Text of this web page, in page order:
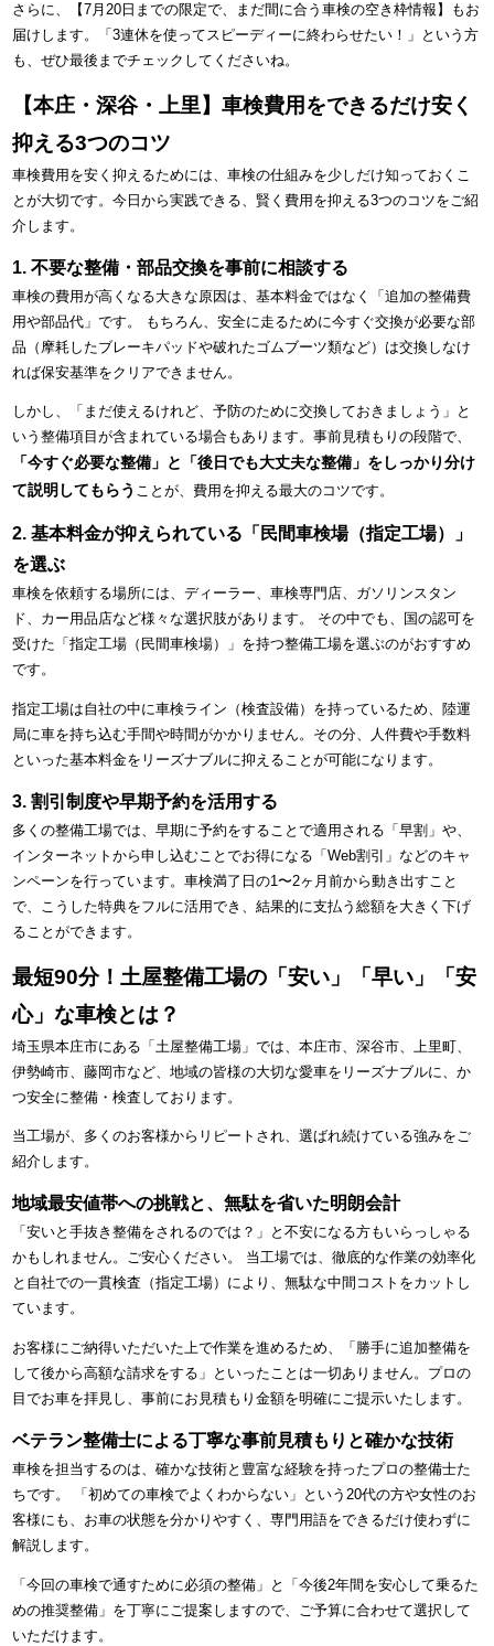
さらに、【7月20日までの限定で、まだ間に合う車検の空き枠情報】もお
届けします。「3連休を使ってスピーディーに終わらせたい！」という方
も、ぜひ最後までチェックしてくださいね。
【本庄・深谷・上里】車検費用をできるだけ安く
抑える3つのコツ
車検費用を安く抑えるためには、車検の仕組みを少しだけ知っておくこ
とが大切です。今日から実践できる、賢く費用を抑える3つのコツをご紹
介します。
1. 不要な整備・部品交換を事前に相談する
車検の費用が高くなる大きな原因は、基本料金ではなく「追加の整備費
用や部品代」です。 もちろん、安全に走るために今すぐ交換が必要な部
品（摩耗したブレーキパッドや破れたゴムブーツ類など）は交換しなけ
れば保安基準をクリアできません。
しかし、「まだ使えるけれど、予防のために交換しておきましょう」と
いう整備項目が含まれている場合もあります。事前見積もりの段階で、
「今すぐ必要な整備」と「後日でも大丈夫な整備」をしっかり分け
て説明してもらう ことが、費用を抑える最大のコツです。
2. 基本料金が抑えられている「民間車検場（指定工場）」
を選ぶ
車検を依頼する場所には、ディーラー、車検専門店、ガソリンスタン
ド、カー用品店など様々な選択肢があります。 その中でも、国の認可を
受けた「指定工場（民間車検場）」を持つ整備工場を選ぶのがおすすめ
です。
指定工場は自社の中に車検ライン（検査設備）を持っているため、陸運
局に車を持ち込む手間や時間がかかりません。その分、人件費や手数料
といった基本料金をリーズナブルに抑えることが可能になります。
3. 割引制度や早期予約を活用する
多くの整備工場では、早期に予約をすることで適用される「早割」や、
インターネットから申し込むことでお得になる「Web割引」などのキャ
ンペーンを行っています。車検満了日の1〜2ヶ月前から動き出すこと
で、こうした特典をフルに活用でき、結果的に支払う総額を大きく下げ
ることができます。
最短90分！土屋整備工場の「安い」「早い」「安
心」な車検とは？
埼玉県本庄市にある「土屋整備工場」では、本庄市、深谷市、上里町、
伊勢崎市、藤岡市など、地域の皆様の大切な愛車をリーズナブルに、か
つ安全に整備・検査しております。
当工場が、多くのお客様からリピートされ、選ばれ続けている強みをご
紹介します。
地域最安値帯への挑戦と、無駄を省いた明朗会計
「安いと手抜き整備をされるのでは？」と不安になる方もいらっしゃる
かもしれません。ご安心ください。 当工場では、徹底的な作業の効率化
と自社での一貫検査（指定工場）により、無駄な中間コストをカットし
ています。
お客様にご納得いただいた上で作業を進めるため、「勝手に追加整備を
して後から高額な請求をする」といったことは一切ありません。プロの
目でお車を拝見し、事前にお見積もり金額を明確にご提示いたします。
ベテラン整備士による丁寧な事前見積もりと確かな技術
車検を担当するのは、確かな技術と豊富な経験を持ったプロの整備士た
ちです。 「初めての車検でよくわからない」という20代の方や女性のお
客様にも、お車の状態を分かりやすく、専門用語をできるだけ使わずに
解説します。
「今回の車検で通すために必須の整備」と「今後2年間を安心して乗るた
めの推奨整備」を丁寧にご提案しますので、ご予算に合わせて選択して
いただけます。